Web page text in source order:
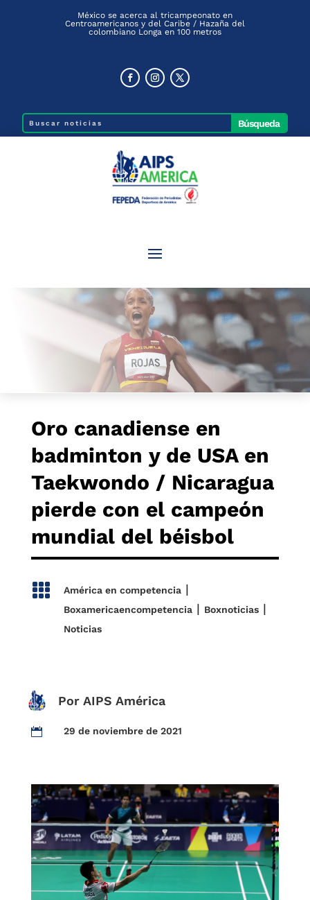
México se acerca al tricampeonato en
Centroamericanos y del Caribe / Hazaña del
colombiano Longa en 100 metros
Oro canadiense en
badminton y de USA en
Taekwondo / Nicaragua
pierde con el campeón
mundial del béisbol
 América en competencia|
Boxamericaencompetencia| Boxnoticias|
Noticias
Por AIPS América
 29 de noviembre de 2021